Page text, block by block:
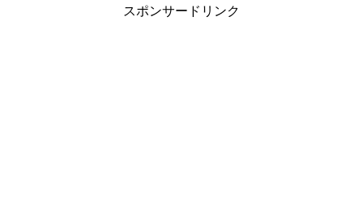
スポンサードリンク